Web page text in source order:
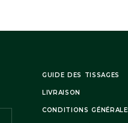
GUIDE DES TISSAGES
LIVRAISON
CONDITIONS